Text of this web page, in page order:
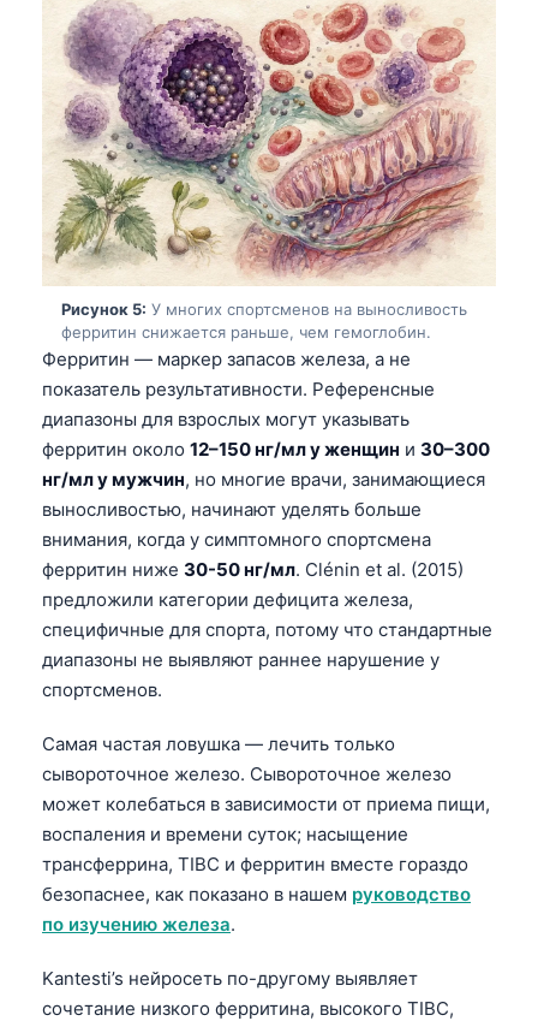
Рисунок 5: У многих спортсменов на выносливость
ферритин снижается раньше, чем гемоглобин.
Ферритин — маркер запасов железа, а не
показатель результативности. Референсные
диапазоны для взрослых могут указывать
ферритин около 12–150 нг/мл у женщин и 30–300
нг/мл у мужчин, но многие врачи, занимающиеся
выносливостью, начинают уделять больше
внимания, когда у симптомного спортсмена
ферритин ниже 30-50 нг/мл. Clénin et al. (2015)
предложили категории дефицита железа,
специфичные для спорта, потому что стандартные
диапазоны не выявляют раннее нарушение у
спортсменов.
Самая частая ловушка — лечить только
сывороточное железо. Сывороточное железо
может колебаться в зависимости от приема пищи,
воспаления и времени суток; насыщение
трансферрина, TIBC и ферритин вместе гораздо
безопаснее, как показано в нашем руководство
по изучению железа.
Kantesti’s нейросеть по-другому выявляет
сочетание низкого ферритина, высокого TIBC,
Slovenščina
Magyar
Shqip
বাংলা
اردو
मराठी
తెలుగు
ગુજરાતી
മലയാളം
Bahasa Melayu
Tagalog
ไทย
ဗမာစာ
ភាសាខ្មែរ
Kiswahili
አማርኛ
Українська
O‘zbekcha
Català
Қазақ тілі
Suomi
Hrvatski
Slovenčina